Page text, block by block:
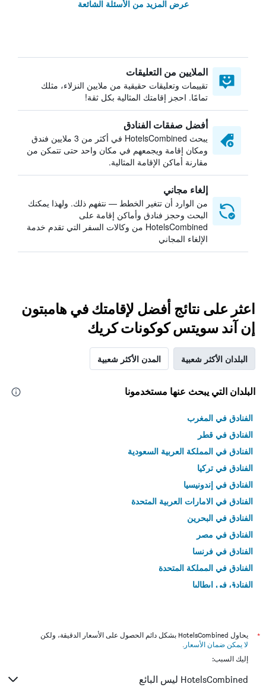
عرض المزيد من الأسئلة الشائعة
الملايين من التعليقات
تقييمات وتعليقات حقيقية من ملايين النزلاء، مثلك
تمامًا. احجز إقامتك المثالية بكل ثقة!
أفضل صفقات الفنادق
يبحث HotelsCombined في أكثر من 3 ملايين فندق
ومكان إقامة ويجمعهم في مكان واحد حتى تتمكن من
مقارنة أماكن الإقامة المثالية.
إلغاء مجاني
من الوارد أن تتغير الخطط — نتفهم ذلك. ولهذا يمكنك
البحث وحجز فنادق وأماكن إقامة على
HotelsCombined من وكالات السفر التي تقدم خدمة
الإلغاء المجاني
اعثر على نتائج أفضل لإقامتك في هامبتون
إن آند سويتس كوكونات كريك
البلدان الأكثر شعبية المدن الأكثر شعبية
البلدان التي يبحث عنها مستخدمونا
الفنادق في المغرب
الفنادق في قطر
الفنادق في المملكة العربية السعودية
الفنادق في تركيا
الفنادق في إندونيسيا
الفنادق في الامارات العربية المتحدة
الفنادق في البحرين
الفنادق في مصر
الفنادق في فرنسا
الفنادق في المملكة المتحدة
الفنادق في إيطاليا
*
يحاول HotelsCombined بشكل دائم الحصول على الأسعار الدقيقة، ولكن
لا يمكن ضمان الأسعار .
إليك السبب:
HotelsCombined ليس البائع